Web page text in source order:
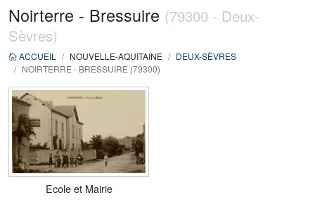
Noirterre - Bressuire (79300 - Deux-
Sèvres)
ACCUEIL NOUVELLE-AQUITAINE
DEUX-SÈVRES
NOIRTERRE - BRESSUIRE (79300)
Ecole et Mairie